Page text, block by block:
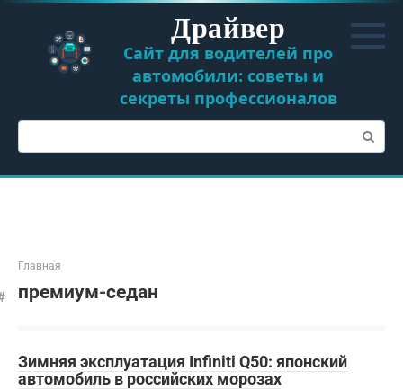
Перейти
контенту
Драйвер
Сайт для водителей про
автомобили: советы и
секреты профессионалов
Поиск:
Главная
премиум-седан
Зимняя эксплуатация Infiniti Q50: японский
автомобиль в российских морозах